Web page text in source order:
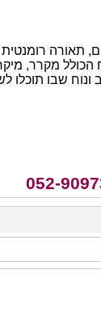
תאורה
מקרר,
שבו תוכלו